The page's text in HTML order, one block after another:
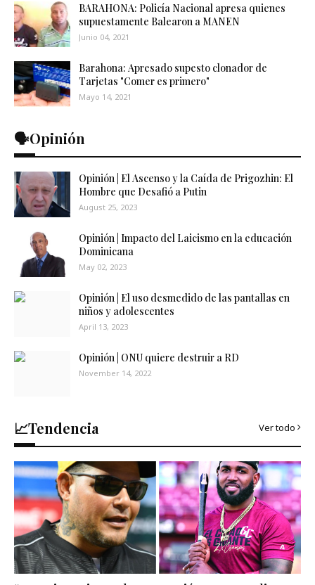
BARAHONA: Policía Nacional apresa quienes
supuestamente Balearon a MANEN
Junio 04, 2021
Barahona: Apresado supesto clonador de
Tarjetas "Comer es primero"
Mayo 14, 2021
🗣️Opinión
Opinión | El Ascenso y la Caída de Prigozhin: El
Hombre que Desafió a Putin
August 25, 2023
Opinión | Impacto del Laicismo en la educación
Dominicana
May 02, 2023
Opinión | El uso desmedido de las pantallas en
niños y adolescentes
April 13, 2023
Opinión | ONU quiere destruir a RD
November 14, 2022
📈Tendencia Ver todo